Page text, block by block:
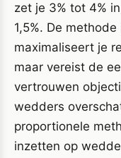
zet je 3% tot 4%
1,5%. De
maximaliseert je
maar vereist de
vertrouwen
wedders
proportionele
inzetten op